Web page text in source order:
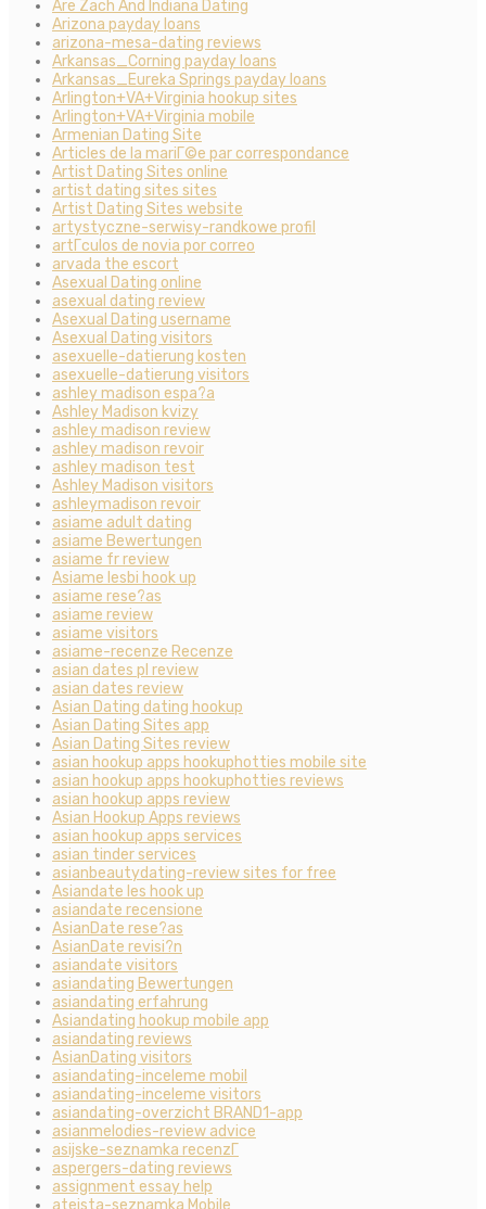
Are Zach And Indiana Dating
Arizona payday loans
arizona-mesa-dating reviews
Arkansas_Corning payday loans
Arkansas_Eureka Springs payday loans
Arlington+VA+Virginia hookup sites
Arlington+VA+Virginia mobile
Armenian Dating Site
Articles de la mariГ©e par correspondance
Artist Dating Sites online
artist dating sites sites
Artist Dating Sites website
artystyczne-serwisy-randkowe profil
artГ­culos de novia por correo
arvada the escort
Asexual Dating online
asexual dating review
Asexual Dating username
Asexual Dating visitors
asexuelle-datierung kosten
asexuelle-datierung visitors
ashley madison espa?a
Ashley Madison kvizy
ashley madison review
ashley madison revoir
ashley madison test
Ashley Madison visitors
ashleymadison revoir
asiame adult dating
asiame Bewertungen
asiame fr review
Asiame lesbi hook up
asiame rese?as
asiame review
asiame visitors
asiame-recenze Recenze
asian dates pl review
asian dates review
Asian Dating dating hookup
Asian Dating Sites app
Asian Dating Sites review
asian hookup apps hookuphotties mobile site
asian hookup apps hookuphotties reviews
asian hookup apps review
Asian Hookup Apps reviews
asian hookup apps services
asian tinder services
asianbeautydating-review sites for free
Asiandate les hook up
asiandate recensione
AsianDate rese?as
AsianDate revisi?n
asiandate visitors
asiandating Bewertungen
asiandating erfahrung
Asiandating hookup mobile app
asiandating reviews
AsianDating visitors
asiandating-inceleme mobil
asiandating-inceleme visitors
asiandating-overzicht BRAND1-app
asianmelodies-review advice
asijske-seznamka recenzГ­
aspergers-dating reviews
assignment essay help